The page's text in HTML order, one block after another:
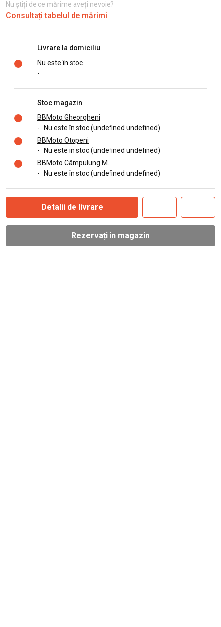
Nu știți de ce mărime aveți nevoie?
Consultați tabelul de mărimi
Livrare la domiciliu
Nu este în stoc
-
Stoc magazin
BBMoto Gheorgheni
-
Nu este în stoc (undefined undefined)
BBMoto Otopeni
-
Nu este în stoc (undefined undefined)
BBMoto Câmpulung M.
-
Nu este în stoc (undefined undefined)
Detalii de livrare
Rezervați în magazin